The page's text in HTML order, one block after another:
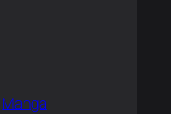
Manga